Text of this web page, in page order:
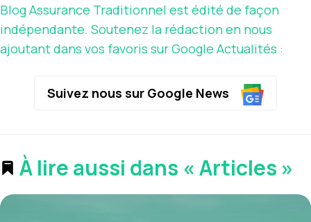
Blog Assurance Traditionnel est édité de façon
indépendante. Soutenez la rédaction en nous
ajoutant dans vos favoris sur Google Actualités :
Suivez nous sur Google News
À lire aussi dans « Articles »